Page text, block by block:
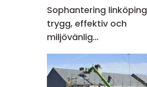
Sophantering linköping
trygg, effektiv och
miljövänlig
avfallshantering